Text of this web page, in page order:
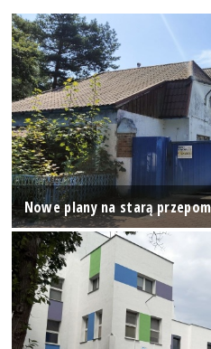
Nowe plany na starą